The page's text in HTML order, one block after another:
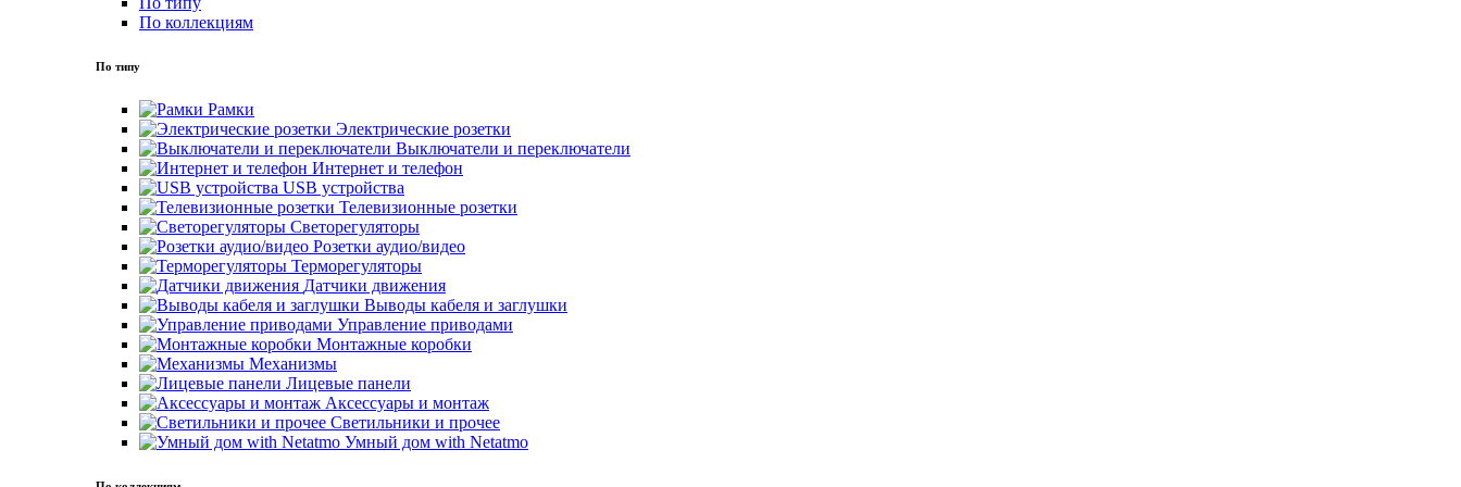
По коллекциям
По типу
Рамки
Электрические розетки
Выключатели и переключатели
Интернет и телефон
USB устройства
Телевизионные розетки
Светорегуляторы
Розетки аудио/видео
Терморегуляторы
Датчики движения
Выводы кабеля и заглушки
Управление приводами
Монтажные коробки
Механизмы
Лицевые панели
Аксессуары и монтаж
Светильники и прочее
Умный дом with Netatmo